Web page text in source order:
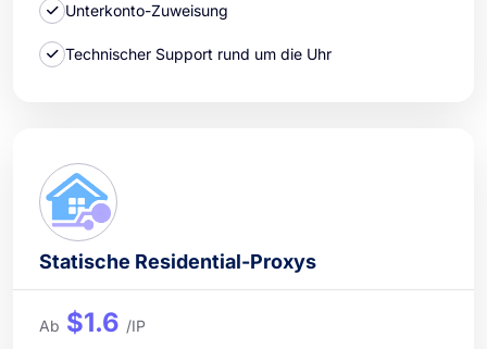
Unterkonto-Zuweisung
Technischer Support rund um die Uhr
Statische Residential-Proxys
Ab $1.6 /IP